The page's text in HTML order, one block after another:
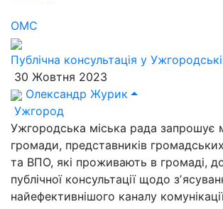
ОМС
Публічна консультація у
30 Жовтня 2023
Олександр Журик
Ужгород
Ужгородська міська рада запрошує
громади, представників громадських
та ВПО, які проживають в громаді,
публічної консультації щодо
найефективнішого каналу